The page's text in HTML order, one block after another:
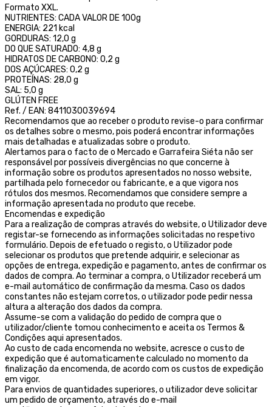
Formato XXL.
NUTRIENTES: CADA VALOR DE 100g
ENERGIA: 221 kcal
GORDURAS: 12,0 g
DO QUE SATURADO: 4,8 g
HIDRATOS DE CARBONO: 0,2 g
DOS AÇÚCARES: 0,2 g
PROTEÍNAS: 28,0 g
SAL: 5,0 g
GLÚTEN FREE
Ref. / EAN: 8411030039694
Recomendamos que ao receber o produto revise-o para confirmar
os detalhes sobre o mesmo, pois poderá encontrar informações
mais detalhadas e atualizadas sobre o produto.
Alertamos para o facto de o Mercado e Garrafeira Siéta não ser
responsável por possíveis divergências no que concerne à
informação sobre os produtos apresentados no nosso website,
partilhada pelo fornecedor ou fabricante, e a que vigora nos
rótulos dos mesmos. Recomendamos que considere sempre a
informação apresentada no produto que recebe.
Encomendas e expedição
Para a realização de compras através do website, o Utilizador deve
registar-se fornecendo as informações solicitadas no respetivo
formulário. Depois de efetuado o registo, o Utilizador pode
selecionar os produtos que pretende adquirir, e selecionar as
opções de entrega, expedição e pagamento, antes de confirmar os
dados de compra. Ao terminar a compra, o Utilizador receberá um
e-mail automático de confirmação da mesma. Caso os dados
constantes não estejam corretos, o utilizador pode pedir nessa
altura a alteração dos dados da compra.
Assume-se com a validação do pedido de compra que o
utilizador/cliente tomou conhecimento e aceita os Termos &
Condições aqui apresentados.
Ao custo de cada encomenda no website, acresce o custo de
expedição que é automaticamente calculado no momento da
finalização da encomenda, de acordo com os custos de expedição
em vigor.
Para envios de quantidades superiores, o utilizador deve solicitar
um pedido de orçamento, através do e-mail